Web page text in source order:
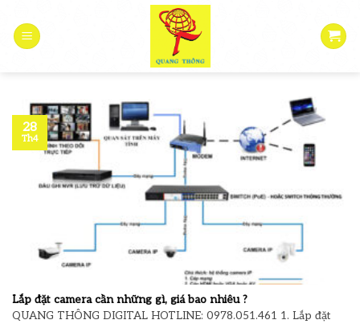
content
Lắp đặt camera cần những gì, giá bao nhiêu ?
QUANG THÔNG DIGITAL HOTLINE: 0978.051.461 1. Lắp đặt
28
Th4